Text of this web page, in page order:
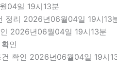
04일 19시13분
정리 2026년06월04일 19시13
2026년06월04일 19시13분
인
확인 2026년06월04일 19시